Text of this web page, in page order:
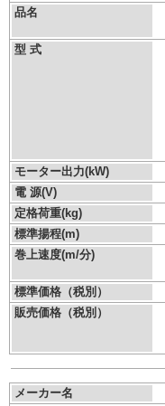
品名
型 式
モーター出力(kW)
電 源(V)
定格荷重(kg)
標準揚程(m)
巻上速度(m/分)
標準価格（税別）
販売価格（税別）
メーカー名